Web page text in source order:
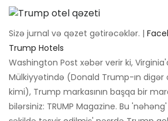
Sizə jurnal və qəzet gətirəcəklər. |
Trump Hotels
Washington Post xəbər verir ki,
Mülkiyyətində (Donald Trump-ın
kimi), Trump markasının başqa bir
bilərsiniz: TRUMP Magazine. Bu